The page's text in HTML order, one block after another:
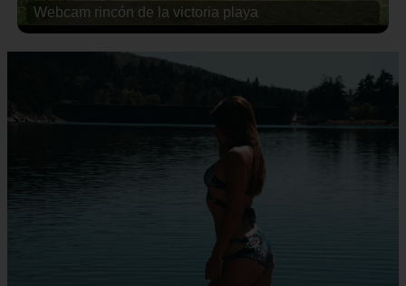
Webcam rincón de la victoria playa